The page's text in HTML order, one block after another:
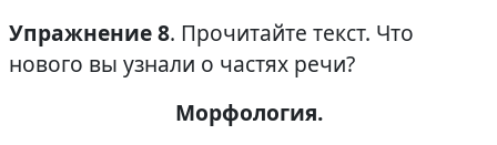
Упражнение 8. Прочитайте текст. Что
нового вы узнали о частях речи?
Морфология.